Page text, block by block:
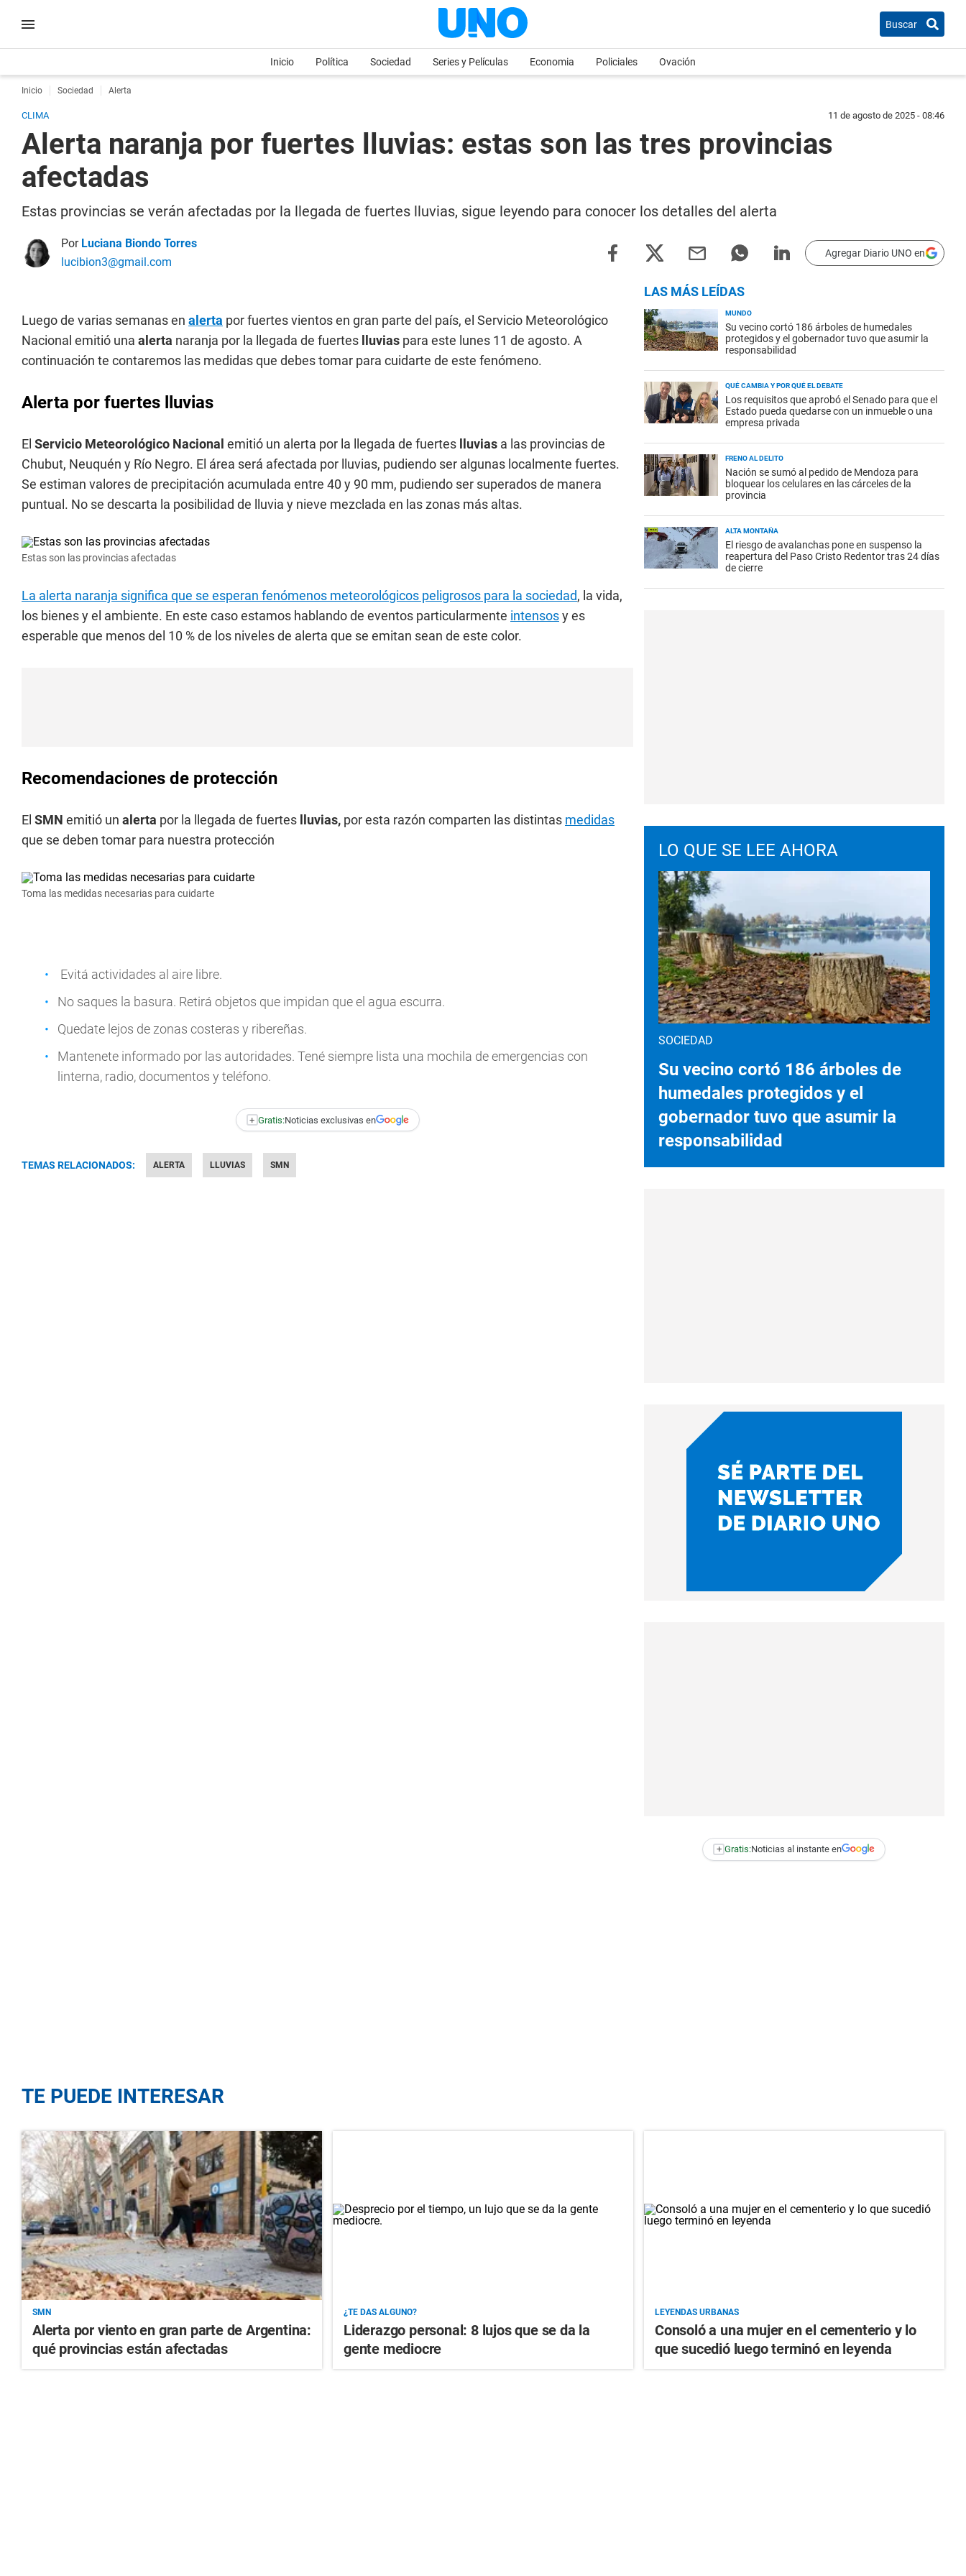
Buscar
Inicio Política Sociedad Series y Películas Economia Policiales Ovación
Inicio Sociedad Alerta
CLIMA 11 de agosto de 2025 - 08:46
Alerta naranja por fuertes lluvias: estas son las tres provincias
afectadas
Estas provincias se verán afectadas por la llegada de fuertes lluvias, sigue leyendo para conocer los detalles del alerta
Por Luciana Biondo Torres
lucibion3@gmail.com
Agregar Diario UNO en
Luego de varias semanas en alerta por fuertes vientos en gran parte del país, el Servicio Meteorológico
Nacional emitió una alerta naranja por la llegada de fuertes lluvias para este lunes 11 de agosto. A
continuación te contaremos las medidas que debes tomar para cuidarte de este fenómeno.
Alerta por fuertes lluvias
El Servicio Meteorológico Nacional emitió un alerta por la llegada de fuertes lluvias a las provincias de
Chubut, Neuquén y Río Negro. El área será afectada por lluvias, pudiendo ser algunas localmente fuertes.
Se estiman valores de precipitación acumulada entre 40 y 90 mm, pudiendo ser superados de manera
puntual. No se descarta la posibilidad de lluvia y nieve mezclada en las zonas más altas.
Estas son las provincias afectadas
La alerta naranja significa que se esperan fenómenos meteorológicos peligrosos para la sociedad, la vida,
los bienes y el ambiente. En este caso estamos hablando de eventos particularmente intensosy es
esperable que menos del 10 % de los niveles de alerta que se emitan sean de este color.
Recomendaciones de protección
El SMN emitió un alerta por la llegada de fuertes lluvias, por esta razón comparten las distintas medidas
que se deben tomar para nuestra protección
Toma las medidas necesarias para cuidarte
Evitá actividades al aire libre.
No saques la basura. Retirá objetos que impidan que el agua escurra.
Quedate lejos de zonas costeras y ribereñas.
Mantenete informado por las autoridades. Tené siempre lista una mochila de emergencias con
linterna, radio, documentos y teléfono.
+ Gratis:Noticias exclusivas en
TEMAS RELACIONADOS: ALERTA LLUVIAS SMN
LAS MÁS LEÍDAS
MUNDO
Su vecino cortó 186 árboles de humedales
protegidos y el gobernador tuvo que asumir la
responsabilidad
QUÉ CAMBIA Y POR QUÉ EL DEBATE
Los requisitos que aprobó el Senado para que el
Estado pueda quedarse con un inmueble o una
empresa privada
FRENO AL DELITO
Nación se sumó al pedido de Mendoza para
bloquear los celulares en las cárceles de la
provincia
ALTA MONTAÑA
El riesgo de avalanchas pone en suspenso la
reapertura del Paso Cristo Redentor tras 24 días
de cierre
LO QUE SE LEE AHORA
SOCIEDAD
Su vecino cortó 186 árboles de
humedales protegidos y el
gobernador tuvo que asumir la
responsabilidad
+ Gratis:Noticias al instante en
TE PUEDE INTERESAR
SMN
Alerta por viento en gran parte de Argentina:
qué provincias están afectadas
¿TE DAS ALGUNO?
Liderazgo personal: 8 lujos que se da la
gente mediocre
LEYENDAS URBANAS
Consoló a una mujer en el cementerio y lo
que sucedió luego terminó en leyenda